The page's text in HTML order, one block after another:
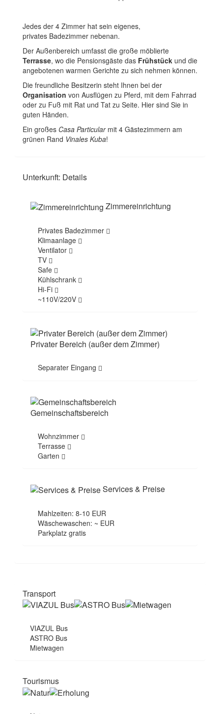
Jedes der 4 Zimmer hat sein eigenes,
privates Badezimmer nebenan.
Der Außenbereich umfasst die große möblierte
Terrasse, wo die Pensionsgäste das Frühstück und die
angebotenen warmen Gerichte zu sich nehmen können.
Die freundliche Besitzerin steht Ihnen bei der
Organisation von Ausflügen zu Pferd, mit dem Fahrrad
oder zu Fuß mit Rat und Tat zu Seite. Hier sind Sie in
guten Händen.
Ein großes Casa Particularmit 4 Gästezimmern am
grünen Rand Vinales Kuba!
Unterkunft: Details
Zimmereinrichtung
Privates Badezimmer
Klimaanlage
Ventilator
TV
Safe
Kühlschrank
Hi-Fi
~110V/220V
Privater Bereich (außer dem Zimmer)
Separater Eingang
Gemeinschaftsbereich
Wohnzimmer
Terrasse
Garten
Services & Preise
Mahlzeiten: 8-10 EUR
Wäschewaschen: ~ EUR
Parkplatz gratis
Transport
VIAZUL Bus
ASTRO Bus
Mietwagen
Tourismus